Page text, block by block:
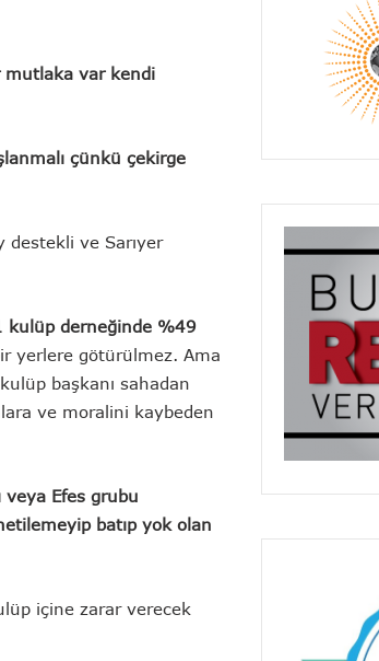
mutlaka var kendi
çünkü çekirge
ve Sarıyer
kulüp derneğinde %49
yerlere götürülmez. Ama
başkanı sahadan
ve moralini kaybeden
veya Efes grubu
batıp yok olan
içine zarar verecek